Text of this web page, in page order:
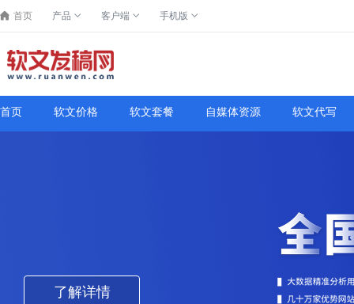
首页 产品 客户端 手机版
首页 软文价格 软文套餐 自媒体资源 软文代写
了解详情